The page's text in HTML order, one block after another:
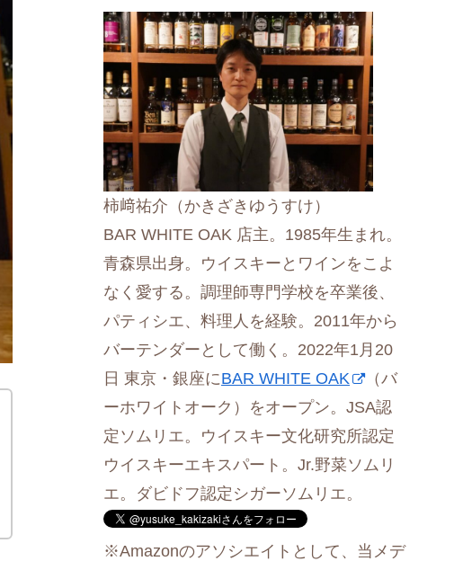
柿﨑祐介（かきざきゆうすけ）
BAR WHITE OAK 店主。1985年生まれ。
青森県出身。ウイスキーとワインをこよ
なく愛する。調理師専門学校を卒業後、
パティシエ、料理人を経験。2011年から
バーテンダーとして働く。2022年1月20
日 東京・銀座にBAR WHITE OAK
（バ
ーホワイトオーク）をオープン。JSA認
定ソムリエ。ウイスキー文化研究所認定
ウイスキーエキスパート。Jr.野菜ソムリ
エ。ダビドフ認定シガーソムリエ。
※Amazonのアソシエイトとして、当メデ